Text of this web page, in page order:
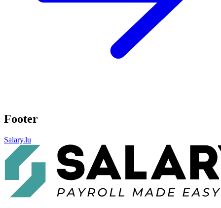
Footer
Salary.lu